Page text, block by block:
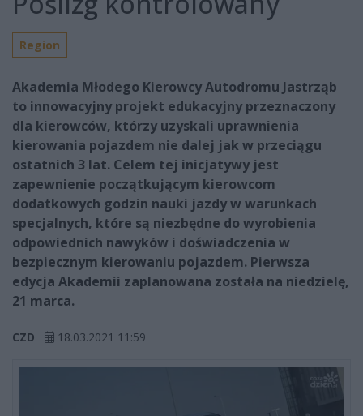
Region
Akademia Młodego Kierowcy Autodromu Jastrząb
to innowacyjny projekt edukacyjny przeznaczony
dla kierowców, którzy uzyskali uprawnienia
kierowania pojazdem nie dalej jak w przeciągu
ostatnich 3 lat. Celem tej inicjatywy jest
zapewnienie początkującym kierowcom
dodatkowych godzin nauki jazdy w warunkach
specjalnych, które są niezbędne do wyrobienia
odpowiednich nawyków i doświadczenia w
bezpiecznym kierowaniu pojazdem. Pierwsza
edycja Akademii zaplanowana została na niedzielę,
21 marca.
CZD 18.03.2021 11:59